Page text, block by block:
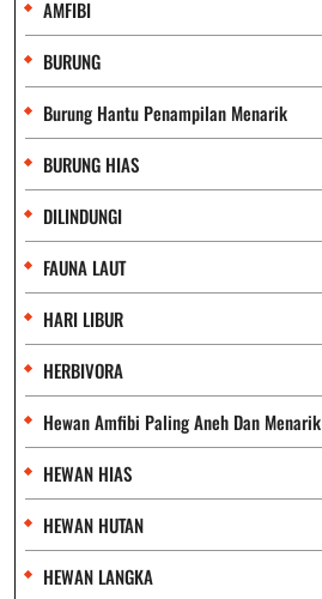
AMFIBI
BURUNG
Burung Hantu Penampilan Menarik
BURUNG HIAS
DILINDUNGI
FAUNA LAUT
HARI LIBUR
HERBIVORA
Hewan Amfibi Paling Aneh Dan Menarik
HEWAN HIAS
HEWAN HUTAN
HEWAN LANGKA